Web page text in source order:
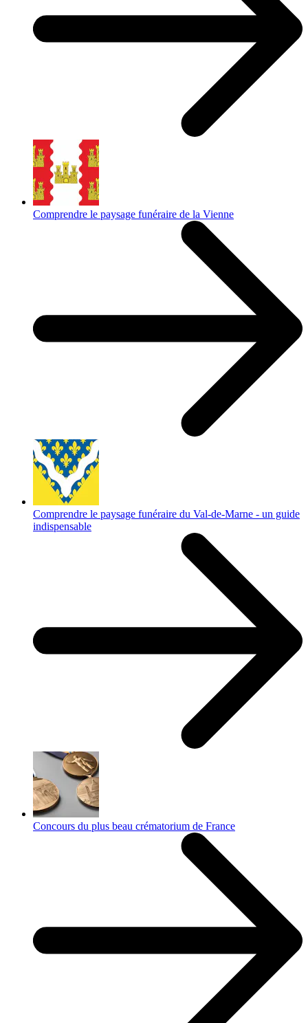
Comprendre le paysage funéraire de la Vienne
Comprendre le paysage funéraire du Val-de-Marne - un guide
indispensable
Concours du plus beau crématorium de France